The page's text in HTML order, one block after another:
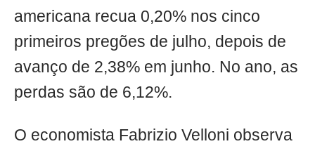
americana recua 0,20% nos cinco
primeiros pregões de julho, depois de
avanço de 2,38% em junho. No ano, as
perdas são de 6,12%.
O economista Fabrizio Velloni observa